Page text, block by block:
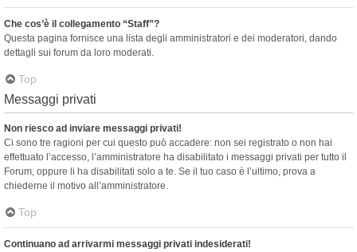
Che cos’è il collegamento “Staff”?
Questa pagina fornisce una lista degli amministratori e dei moderatori, dando
dettagli sui forum da loro moderati.
Top
Messaggi privati
Non riesco ad inviare messaggi privati!
Ci sono tre ragioni per cui questo può accadere: non sei registrato o non hai
effettuato l’accesso, l’amministratore ha disabilitato i messaggi privati per tutto il
Forum, oppure li ha disabilitati solo a te. Se il tuo caso è l’ultimo, prova a
chiederne il motivo all’amministratore.
Top
Continuano ad arrivarmi messaggi privati indesiderati!